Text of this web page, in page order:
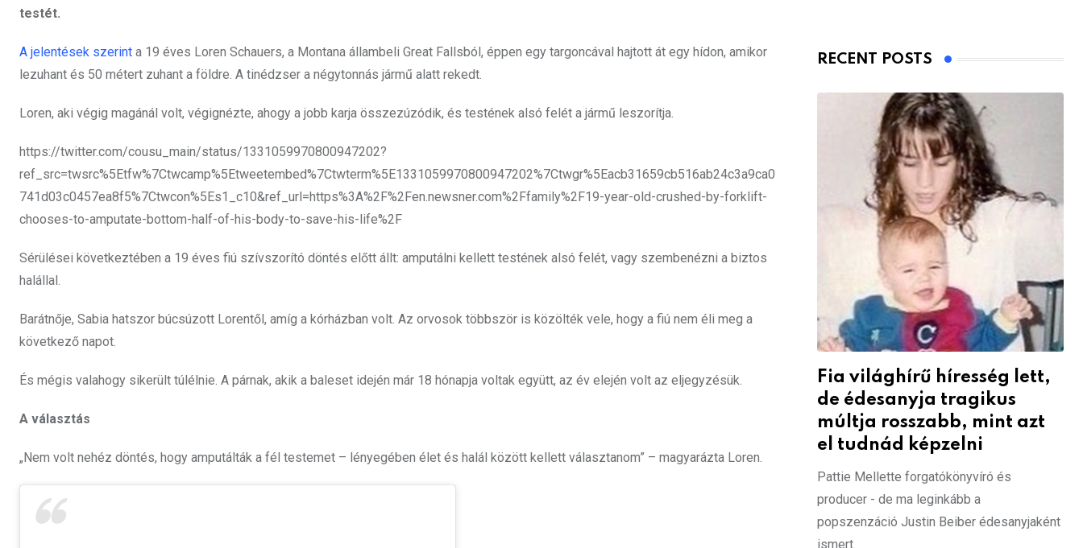
testét.
A jelentések szerint a 19 éves Loren Schauers, a Montana állambeli Great Fallsból, éppen egy targoncával hajtott át egy hídon, amikor
lezuhant és 50 métert zuhant a földre. A tinédzser a négytonnás jármű alatt rekedt.
Loren, aki végig magánál volt, végignézte, ahogy a jobb karja összezúzódik, és testének alsó felét a jármű leszorítja.
https://twitter.com/cousu_main/status/1331059970800947202?
ref_src=twsrc%5Etfw%7Ctwcamp%5Etweetembed%7Ctwterm%5E1331059970800947202%7Ctwgr%5Eacb31659cb516ab24c3a9ca0
741d03c0457ea8f5%7Ctwcon%5Es1_c10&ref_url=https%3A%2F%2Fen.newsner.com%2Ffamily%2F19-year-old-crushed-by-forklift-
chooses-to-amputate-bottom-half-of-his-body-to-save-his-life%2F
Sérülései következtében a 19 éves fiú szívszorító döntés előtt állt: amputálni kellett testének alsó felét, vagy szembenézni a biztos
halállal.
Barátnője, Sabia hatszor búcsúzott Lorentől, amíg a kórházban volt. Az orvosok többször is közölték vele, hogy a fiú nem éli meg a
következő napot.
És mégis valahogy sikerült túlélnie. A párnak, akik a baleset idején már 18 hónapja voltak együtt, az év elején volt az eljegyzésük.
A választás
„Nem volt nehéz döntés, hogy amputálták a fél testemet – lényegében élet és halál között kellett választanom” – magyarázta Loren.
RECENT POSTS
Fia világhírű híresség lett,
de édesanyja tragikus
múltja rosszabb, mint azt
el tudnád képzelni
Pattie Mellette forgatókönyvíró és
producer - de ma leginkább a
popszenzáció Justin Beiber édesanyjaként
ismert.